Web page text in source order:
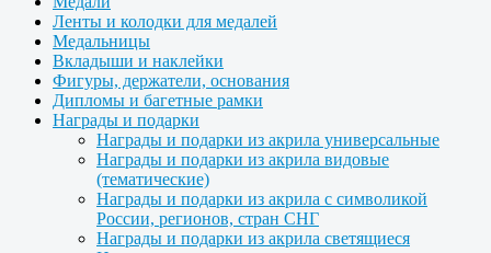
Ленты и колодки для медалей
Медальницы
Вкладыши и наклейки
Фигуры, держатели, основания
Дипломы и багетные рамки
Награды и подарки
Награды и подарки из акрила универсальные
Награды и подарки из акрила видовые
(тематические)
Награды и подарки из акрила с символикой
России, регионов, стран СНГ
Награды и подарки из акрила светящиеся